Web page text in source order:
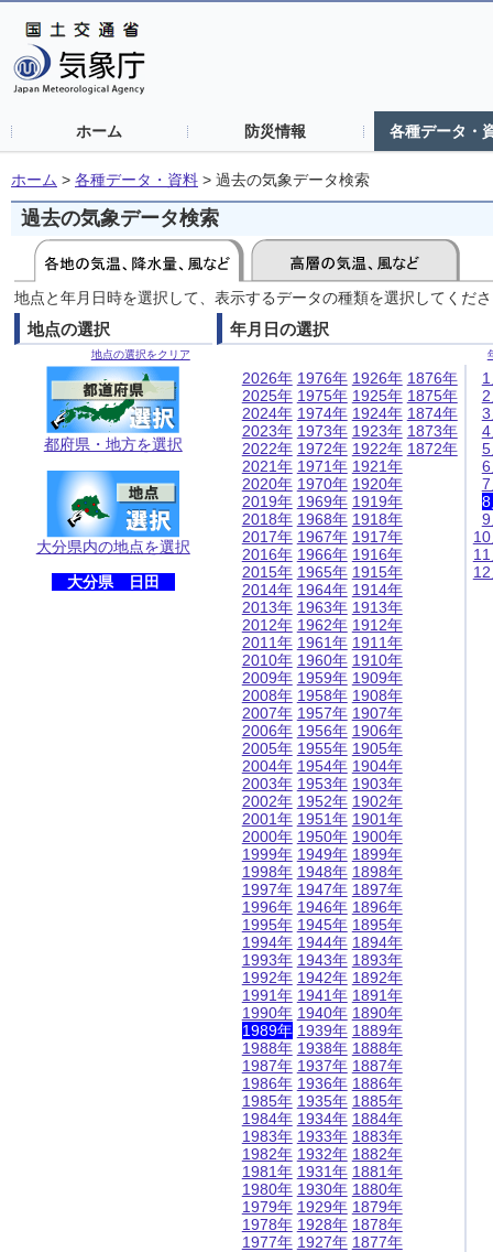
ホーム 防災情報 各種データ・
ホーム > 各種データ・資料 > 過去の気象データ検索
過去の気象データ検索
地点と年月日時を選択して、表示するデータの種類を選択してくだ
地点の選択
地点の選択をクリア
都府県・地方を選択
大分県内の地点を選択
大分県 日田
年月日の選択
2026年
2025年
2024年
2023年
2022年
2021年
2020年
2019年
2018年
2017年
2016年
2015年
2014年
2013年
2012年
2011年
2010年
2009年
2008年
2007年
2006年
2005年
2004年
2003年
2002年
2001年
2000年
1999年
1998年
1997年
1996年
1995年
1994年
1993年
1992年
1991年
1990年
1989年
1988年
1987年
1986年
1985年
1984年
1983年
1982年
1981年
1980年
1979年
1978年
1977年
1976年
1975年
1974年
1973年
1972年
1971年
1970年
1969年
1968年
1967年
1966年
1965年
1964年
1963年
1962年
1961年
1960年
1959年
1958年
1957年
1956年
1955年
1954年
1953年
1952年
1951年
1950年
1949年
1948年
1947年
1946年
1945年
1944年
1943年
1942年
1941年
1940年
1939年
1938年
1937年
1936年
1935年
1934年
1933年
1932年
1931年
1930年
1929年
1928年
1927年
1926年
1925年
1924年
1923年
1922年
1921年
1920年
1919年
1918年
1917年
1916年
1915年
1914年
1913年
1912年
1911年
1910年
1909年
1908年
1907年
1906年
1905年
1904年
1903年
1902年
1901年
1900年
1899年
1898年
1897年
1896年
1895年
1894年
1893年
1892年
1891年
1890年
1889年
1888年
1887年
1886年
1885年
1884年
1883年
1882年
1881年
1880年
1879年
1878年
1877年
1876年
1875年
1874年
1873年
1872年